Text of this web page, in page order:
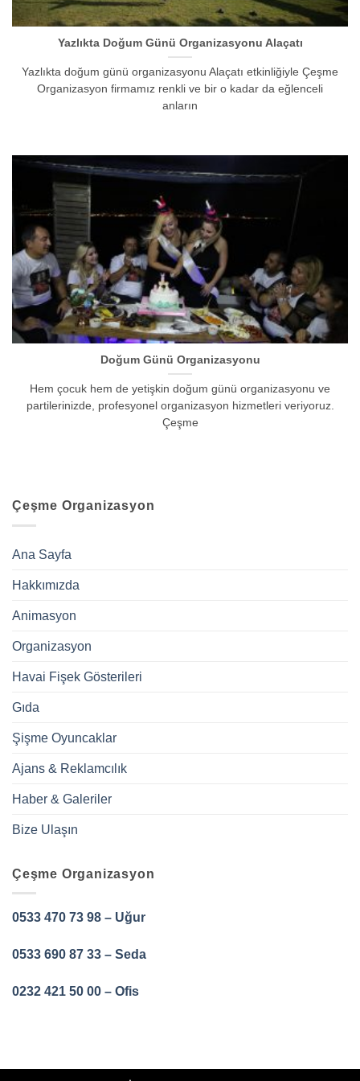
Yazlıkta Doğum Günü Organizasyonu Alaçatı
Yazlıkta doğum günü organizasyonu Alaçatı etkinliğiyle Çeşme
Organizasyon firmamız renkli ve bir o kadar da eğlenceli
anların
Doğum Günü Organizasyonu
Hem çocuk hem de yetişkin doğum günü organizasyonu ve
partilerinizde, profesyonel organizasyon hizmetleri veriyoruz.
Çeşme
Çeşme Organizasyon
Ana Sayfa
Hakkımızda
Animasyon
Organizasyon
Havai Fişek Gösterileri
Gıda
Şişme Oyuncaklar
Ajans & Reklamcılık
Haber & Galeriler
Bize Ulaşın
Çeşme Organizasyon
0533 470 73 98 – Uğur
0533 690 87 33 – Seda
0232 421 50 00 – Ofis